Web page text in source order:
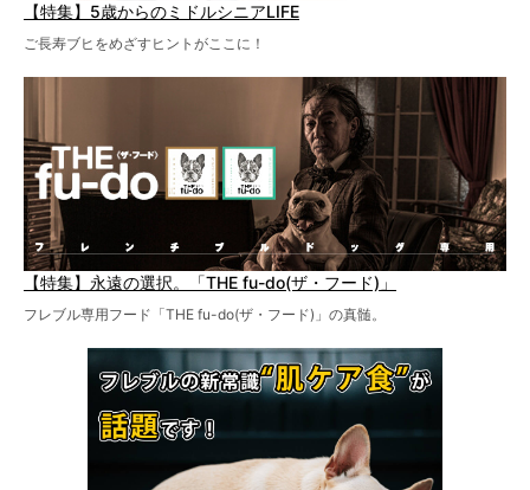
【特集】5歳からのミドルシニアLIFE
ご長寿ブヒをめざすヒントがここに！
【特集】永遠の選択。「THE fu-do(ザ・フード)」
フレブル専用フード「THE fu-do(ザ・フード)」の真髄。